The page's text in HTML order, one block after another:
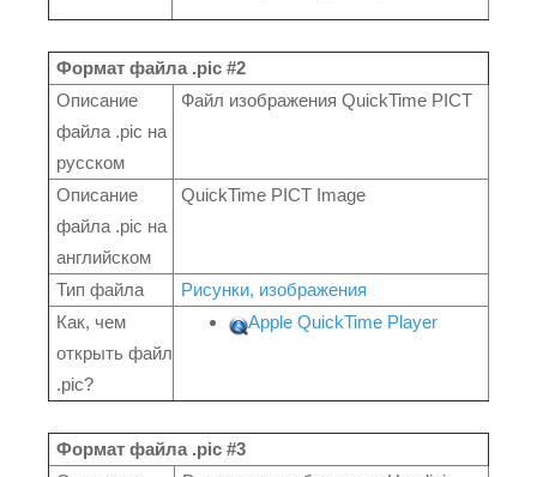
Формат файла .pic #2
Описание
файла .pic на
русском
Файл изображения QuickTime PICT
Описание
файла .pic на
английском
QuickTime PICT Image
Тип файла
Рисунки, изображения
Как, чем
открыть файл
.pic?
Apple QuickTime Player
Формат файла .pic #3